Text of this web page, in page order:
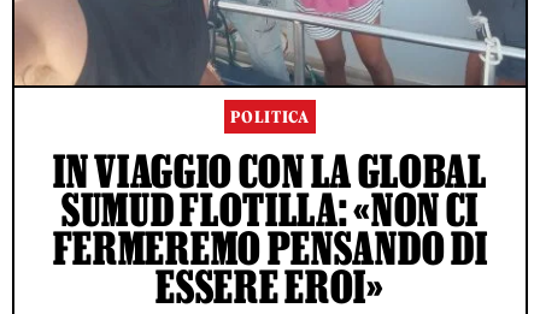
POLITICA
IN VIAGGIO CON LA GLOBAL
SUMUD FLOTILLA: «NON CI
FERMEREMO PENSANDO DI
ESSERE EROI»